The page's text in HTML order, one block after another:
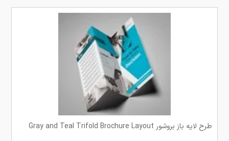
طرح لایه باز بروشور Gray and Teal Trifold Brochure Layout